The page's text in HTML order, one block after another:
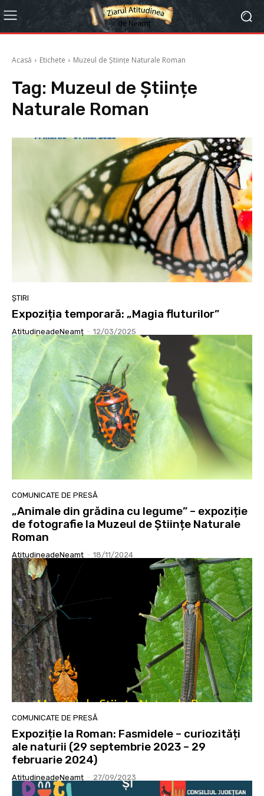
Acasă Etichete Muzeul de Științe Naturale Roman
Tag: Muzeul de Științe
Naturale Roman
ȘTIRI
Expoziția temporară: „Magia fluturilor”
AtitudineadeNeamț - 12/03/2025
COMUNICATE DE PRESĂ
„Animale din grădina cu legume” – expoziție
de fotografie la Muzeul de Științe Naturale
Roman
AtitudineadeNeamț - 18/11/2024
COMUNICATE DE PRESĂ
Expoziție la Roman: Fasmidele – curiozități
ale naturii (29 septembrie 2023 – 29
februarie 2024)
AtitudineadeNeamț - 27/09/2023